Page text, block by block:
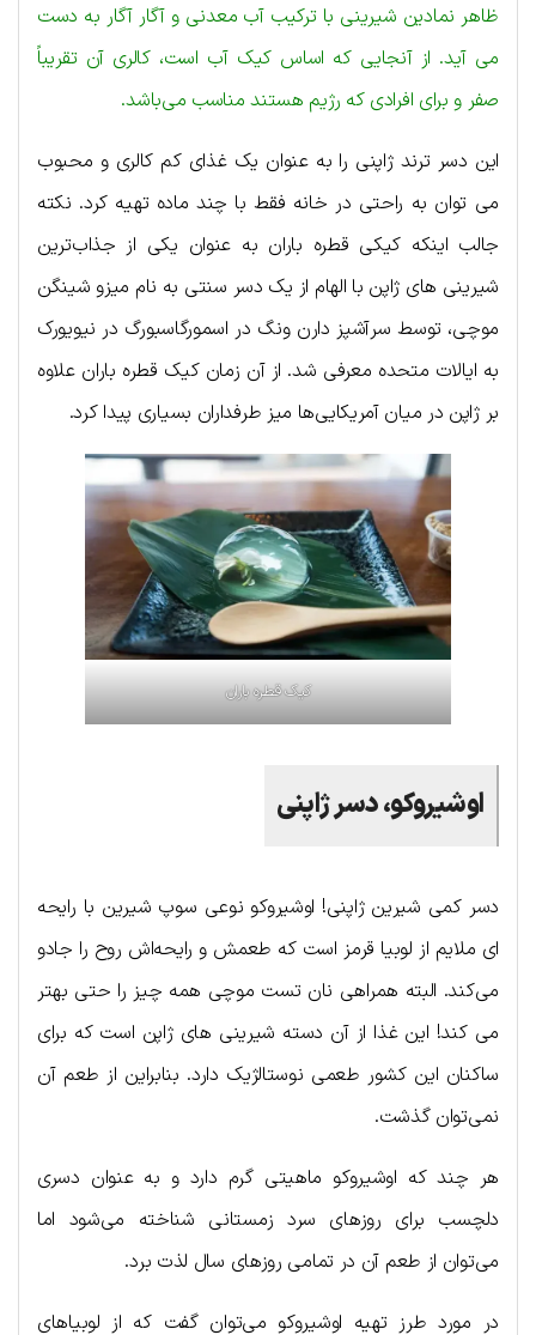
ظاهر نمادین شیرینی با ترکیب آب معدنی و آگار آگار به دست
می آید. از آنجایی که اساس کیک آب است، کالری آن تقریباً
صفر و برای افرادی که رژیم هستند مناسب می‌باشد.
این دسر ترند ژاپنی را به عنوان یک غذای کم کالری و محبوب
می توان به راحتی در خانه فقط با چند ماده تهیه کرد. نکته
جالب اینکه کیکی قطره باران به عنوان یکی از جذاب‌ترین
شیرینی های ژاپن با الهام از یک دسر سنتی به نام میزو شینگن
موچی، توسط سرآشپز دارن ونگ در اسمورگاسبورگ در نیویورک
به ایالات متحده معرفی شد. از آن زمان کیک قطره باران علاوه
بر ژاپن در میان آمریکایی‌ها میز طرفداران بسیاری پیدا کرد.
کیک قطره باران
اوشیروکو، دسر ژاپنی
دسر کمی شیرین ژاپنی! اوشیروکو نوعی سوپ شیرین با رایحه
ای ملایم از لوبیا قرمز است که طعمش و رایحه‌اش روح را جادو
می‌کند. البته همراهی نان تست موچی همه چیز را حتی بهتر
می کند! این غذا از آن دسته شیرینی های ژاپن است که برای
ساکنان این کشور طعمی نوستالژیک دارد. بنابراین از طعم آن
نمی‌توان گذشت.
هر چند که اوشیروکو ماهیتی گرم دارد و به عنوان دسری
دلچسب برای روزهای سرد زمستانی شناخته می‌شود اما
می‌توان از طعم آن در تمامی روزهای سال لذت برد.
در مورد طرز تهیه اوشیروکو می‌توان گفت که از لوبیاهای